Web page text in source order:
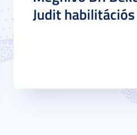
Judit